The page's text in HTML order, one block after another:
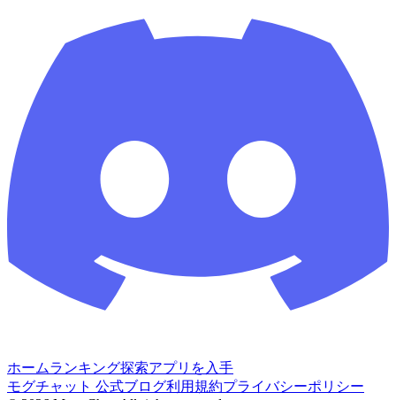
ホームランキング探索アプリを入手
モグチャット 公式ブログ利用規約プライバシーポリシー